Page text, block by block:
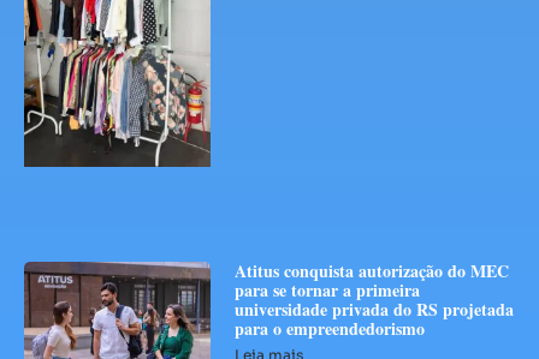
Atitus conquista autorização do MEC
para se tornar a primeira
universidade privada do RS projetada
para o empreendedorismo
Leia mais